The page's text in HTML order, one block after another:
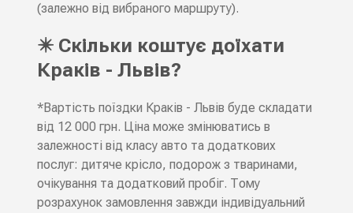
(залежно від вибраного маршруту).
✴️ Скільки коштує доїхати
Краків - Львів?
*Вартість поїздки Краків - Львів буде складати
від 12 000 грн. Ціна може змінюватись в
залежності від класу авто та додаткових
послуг: дитяче крісло, подорож з тваринами,
очікування та додатковий пробіг. Тому
розрахунок замовлення завжди індивідуальний